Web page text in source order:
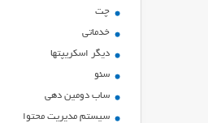
چت
خدماتی
ديگر اسكريپتها
سئو
ساب دومین دهی
سیستم مدیریت محتوا